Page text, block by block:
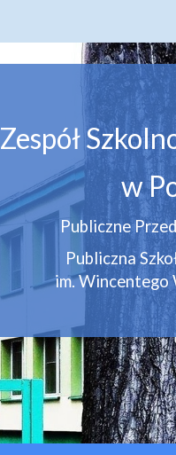
Zespół
w
Publiczne
Publiczna
im. Wincentego